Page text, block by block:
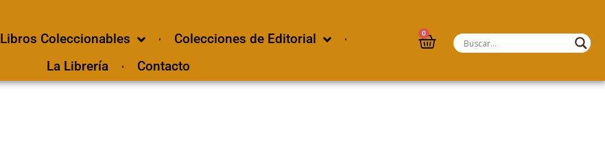
Libros Coleccionables
Colecciones de Editorial
La Librería
Contacto
0